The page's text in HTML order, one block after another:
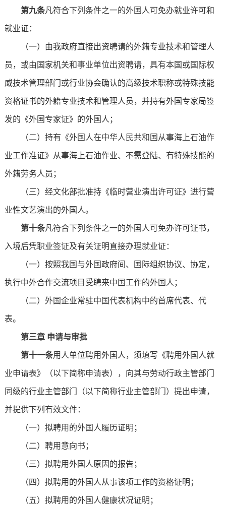
第九条凡符合下列条件之一的外国人可免办就业许可和
就业证：
（一）由我政府直接出资聘请的外籍专业技术和管理人
员，或由国家机关和事业单位出资聘请，具有本国或国际权
威技术管理部门或行业协会确认的高级技术职称或特殊技能
资格证书的外籍专业技术和管理人员，并持有外国专家局签
发的《外国专家证》的外国人；
（二）持有《外国人在中华人民共和国从事海上石油作
业工作准证》从事海上石油作业、不需登陆、有特殊技能的
外籍劳务人员；
（三）经文化部批准持《临时营业演出许可证》进行营
业性文艺演出的外国人。
第十条凡符合下列条件之一的外国人可免办许可证书，
入境后凭职业签证及有关证明直接办理就业证：
（一）按照我国与外国政府间、国际组织协议、协定，
执行中外合作交流项目受聘来中国工作的外国人；
（二）外国企业常驻中国代表机构中的首席代表、代
表。
第三章 申请与审批
第十一条用人单位聘用外国人，须填写《聘用外国人就
业申请表》（以下简称申请表），向其与劳动行政主管部门
同级的行业主管部门（以下简称行业主管部门）提出申请，
并提供下列有效文件：
（一）拟聘用的外国人履历证明；
（二）聘用意向书；
（三）拟聘用外国人原因的报告；
（四）拟聘用的外国人从事该项工作的资格证明；
（五）拟聘用的外国人健康状况证明；